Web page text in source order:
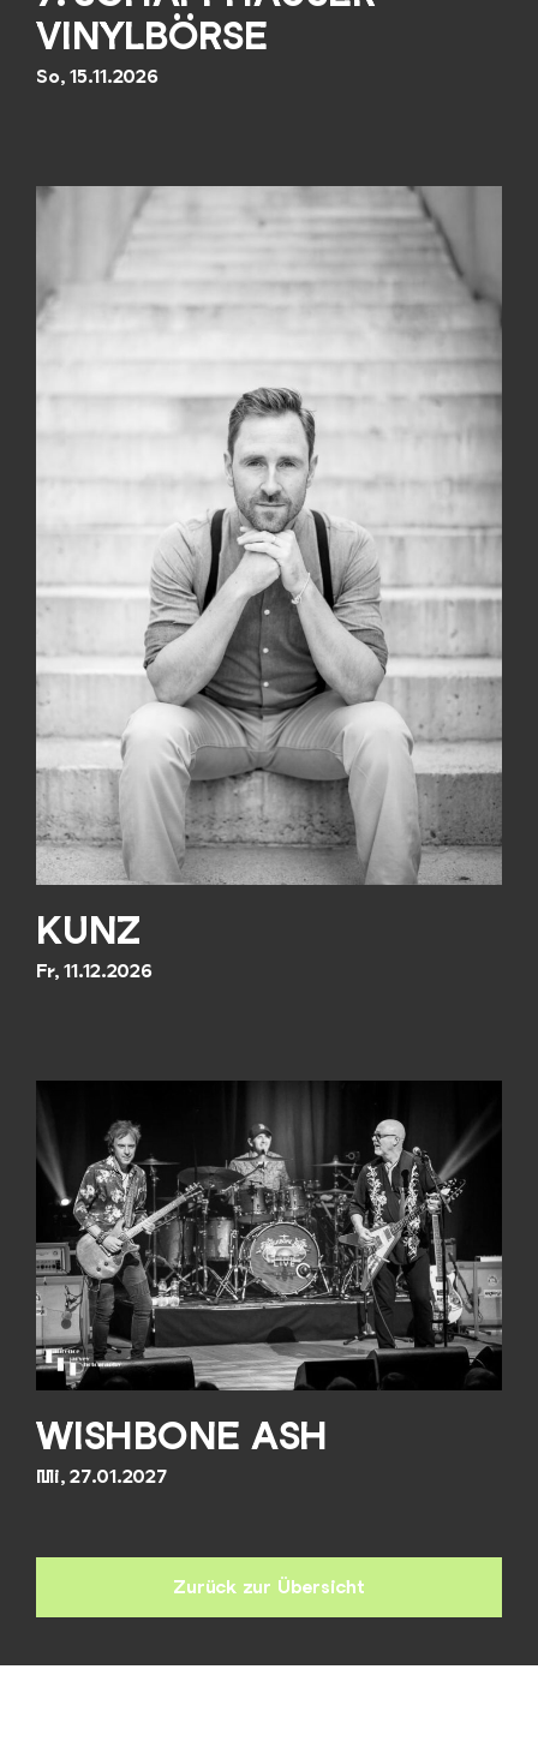
VINYLBÖRSE
So, 15.11.2026
KUNZ
Fr, 11.12.2026
WISHBONE ASH
Mi, 27.01.2027
Zurück zur Übersicht